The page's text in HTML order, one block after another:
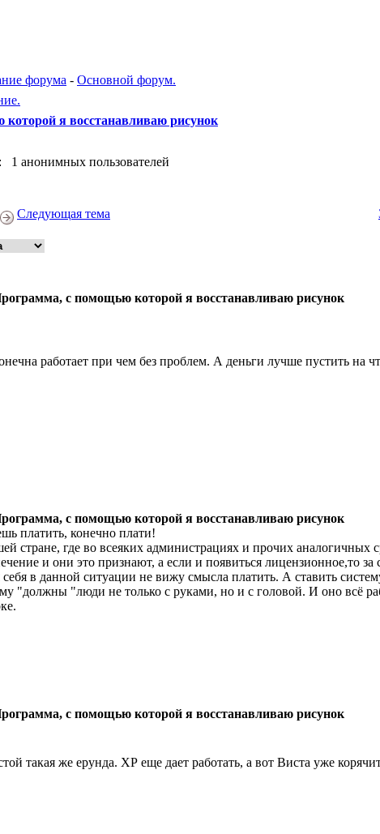
форума - Основной форум.
я восстанавливаю рисунок
1 анонимных пользователей
Следующая тема
с помощью которой я восстанавливаю рисунок
работает при чем без проблем. А деньги лучше пустить на
с помощью которой я восстанавливаю рисунок
платить, конечно плати!
стране, где во всеяких администрациях и прочих аналогичных
и они это признают, а если и появиться лицензионное,то за
себя в данной ситуации не вижу смысла платить. А ставить
"должны "люди не только с руками, но и с головой. И оно всё
с помощью которой я восстанавливаю рисунок
такая же ерунда. ХР еще дает работать, а вот Виста уже